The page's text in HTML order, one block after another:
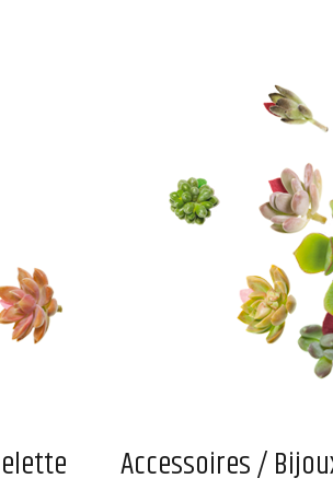
du joli superficiel pour adultes et enfants. Et puis
Accessoires /